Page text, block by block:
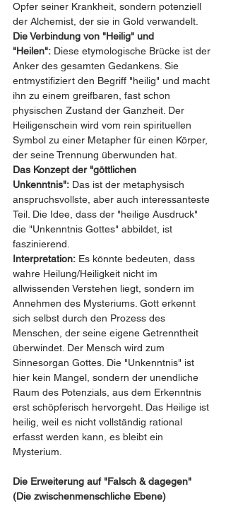
Opfer seiner Krankheit, sondern potenziell
der Alchemist, der sie in Gold verwandelt.
Die Verbindung von "Heilig" und
"Heilen": Diese etymologische Brücke ist der
Anker des gesamten Gedankens. Sie
entmystifiziert den Begriff "heilig" und macht
ihn zu einem greifbaren, fast schon
physischen Zustand der Ganzheit. Der
Heiligenschein wird vom rein spirituellen
Symbol zu einer Metapher für einen Körper,
der seine Trennung überwunden hat.
Das Konzept der "göttlichen
Unkenntnis": Das ist der metaphysisch
anspruchsvollste, aber auch interessanteste
Teil. Die Idee, dass der "heilige Ausdruck"
die "Unkenntnis Gottes" abbildet, ist
faszinierend.
Interpretation: Es könnte bedeuten, dass
wahre Heilung/Heiligkeit nicht im
allwissenden Verstehen liegt, sondern im
Annehmen des Mysteriums. Gott erkennt
sich selbst durch den Prozess des
Menschen, der seine eigene Getrenntheit
überwindet. Der Mensch wird zum
Sinnesorgan Gottes. Die "Unkenntnis" ist
hier kein Mangel, sondern der unendliche
Raum des Potenzials, aus dem Erkenntnis
erst schöpferisch hervorgeht. Das Heilige ist
heilig, weil es nicht vollständig rational
erfasst werden kann, es bleibt ein
Mysterium.
Die Erweiterung auf "Falsch & dagegen"
(Die zwischenmenschliche Ebene)